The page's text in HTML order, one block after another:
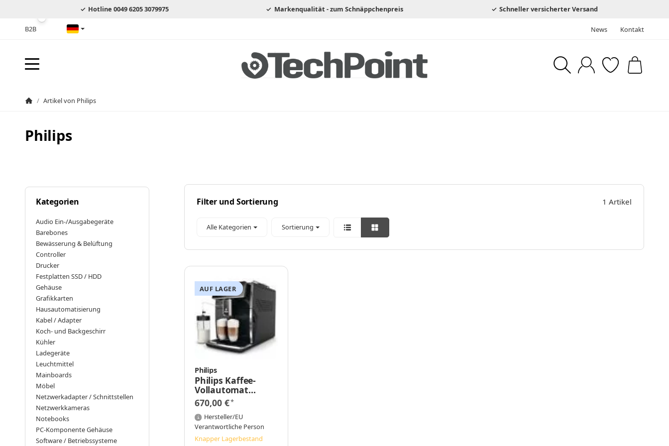
Hotline 0049 6205 3079975 Markenqualität - zum Schnäppchenpreis Schneller versicherter Versand
B2B Deutsch News Kontakt
/ Artikel von Philips
Philips
Filter und Sortierung 1 Artikel
Alle Kategorien Sortierung
AUF LAGER
Philips
Philips Kaffee-
Vollautomat
SM7680/00
Klavierlack-
Schwarz
670,00 €*
Hersteller/EU
Verantwortliche Person
Knapper Lagerbestand
Kategorien
Audio Ein-/Ausgabegeräte
Barebones
Bewässerung & Belüftung
Controller
Drucker
Festplatten SSD / HDD
Gehäuse
Grafikkarten
Hausautomatisierung
Kabel / Adapter
Koch- und Backgeschirr
Kühler
Ladegeräte
Leuchtmittel
Mainboards
Möbel
Netzwerkadapter / Schnittstellen
Netzwerkkameras
Notebooks
PC-Komponente Gehäuse
Software / Betriebssysteme